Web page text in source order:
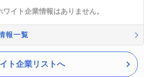
イト企業情報はありません。
報一覧
ト企業リストへ